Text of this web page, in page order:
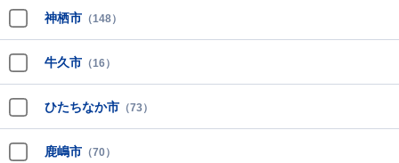
神栖市 （148）
牛久市 （16）
ひたちなか市 （73）
鹿嶋市 （70）